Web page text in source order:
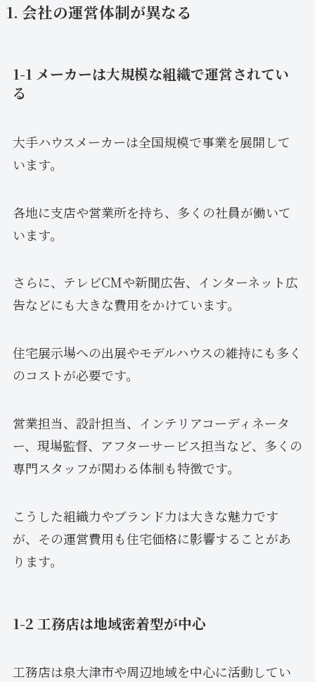
1. 会社の運営体制が異なる
1-1 メーカーは大規模な組織で運営されてい
る
大手ハウスメーカーは全国規模で事業を展開して
います。
各地に支店や営業所を持ち、多くの社員が働いて
います。
さらに、テレビCMや新聞広告、インターネット広
告などにも大きな費用をかけています。
住宅展示場への出展やモデルハウスの維持にも多く
のコストが必要です。
営業担当、設計担当、インテリアコーディネータ
ー、現場監督、アフターサービス担当など、多くの
専門スタッフが関わる体制も特徴です。
こうした組織力やブランド力は大きな魅力です
が、その運営費用も住宅価格に影響することがあ
ります。
1-2 工務店は地域密着型が中心
工務店は泉大津市や周辺地域を中心に活動してい